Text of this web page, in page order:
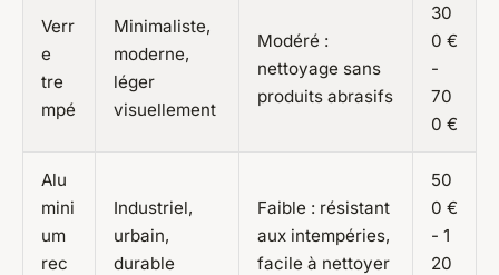
Verr
e
tre
mpé
Minimaliste,
moderne,
léger
visuellement
Modéré :
nettoyage sans
produits abrasifs
30
0 €
-
70
0 €
Alu
mini
um
rec
Industriel,
urbain,
durable
Faible : résistant
aux intempéries,
facile à nettoyer
50
0 €
- 1
20